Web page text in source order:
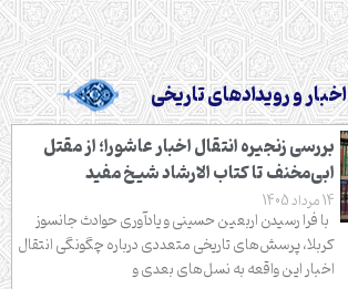
اخبار و رویدادهای تاریخی
بررسی زنجیره انتقال اخبار عاشورا؛ از مقتل
ابی‌مخنف تا کتاب الارشاد شیخ مفید
14 مرداد 1405
با فرا رسیدن اربعین حسینی و یادآوری حوادث جانسوز
کربلا، پرسش‌های تاریخی متعددی درباره چگونگی انتقال
اخبار این واقعه به نسل‌های بعدی و